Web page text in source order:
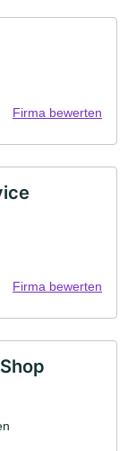
Firma bewerten
Firma bewerten